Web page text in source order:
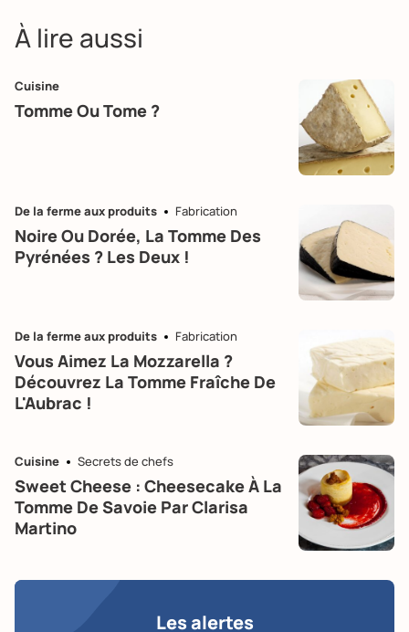
À lire aussi
Cuisine
Tomme Ou Tome ?
De la ferme aux produits Fabrication
Noire Ou Dorée, La Tomme Des
Pyrénées ? Les Deux !
De la ferme aux produits Fabrication
Vous Aimez La Mozzarella ?
Découvrez La Tomme Fraîche De
L'Aubrac !
Cuisine Secrets de chefs
Sweet Cheese : Cheesecake À La
Tomme De Savoie Par Clarisa
Martino
Les alertes